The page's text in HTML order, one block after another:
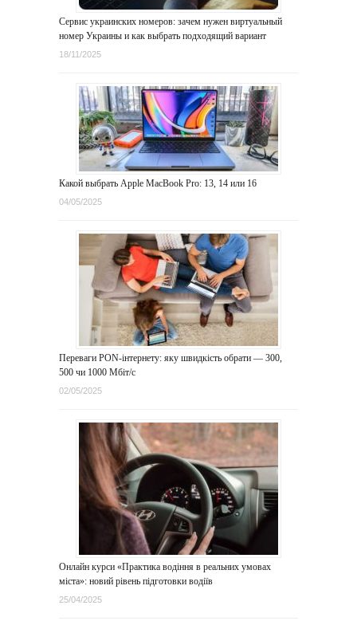
Сервис украинских номеров: зачем нужен виртуальный
номер Украины и как выбрать подходящий вариант
18/11/2025
Какой выбрать Apple MacBook Pro: 13, 14 или 16
04/05/2025
Переваги PON-інтернету: яку швидкість обрати — 300,
500 чи 1000 Мбіт/с
02/05/2025
Онлайн курси «Практика водіння в реальних умовах
міста»: новий рівень підготовки водіїв
25/04/2025